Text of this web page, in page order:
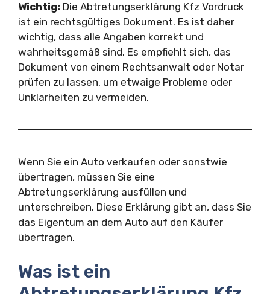
Wichtig: Die Abtretungserklärung Kfz Vordruck
ist ein rechtsgültiges Dokument. Es ist daher
wichtig, dass alle Angaben korrekt und
wahrheitsgemäß sind. Es empfiehlt sich, das
Dokument von einem Rechtsanwalt oder Notar
prüfen zu lassen, um etwaige Probleme oder
Unklarheiten zu vermeiden.
Wenn Sie ein Auto verkaufen oder sonstwie
übertragen, müssen Sie eine
Abtretungserklärung ausfüllen und
unterschreiben. Diese Erklärung gibt an, dass Sie
das Eigentum an dem Auto auf den Käufer
übertragen.
Was ist ein